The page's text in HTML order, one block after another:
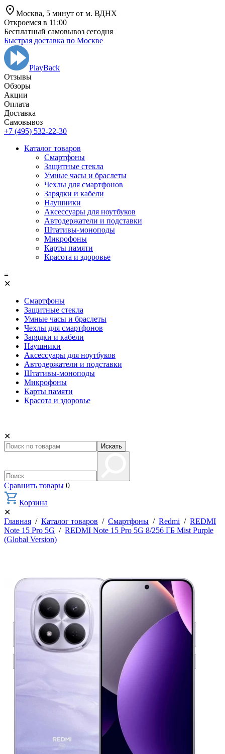
Москва, 5 минут от м. ВДНХ
Откроемся в 11:00
Бесплатный самовывоз сегодня
Быстрая доставка по Москве
PlayBack
Отзывы
Обзоры
Aкции
Оплата
Доставка
Самовывоз
+7 (495) 532-22-30
Каталог товаров
Смартфоны
Защитные стекла
Умные часы и браслеты
Чехлы для смартфонов
Зарядки и кабели
Наушники
Аксессуары для ноутбуков
Автодержатели и подставки
Штативы-моноподы
Микрофоны
Карты памяти
Красота и здоровье
≡
✕
Смартфоны
Защитные стекла
Умные часы и браслеты
Чехлы для смартфонов
Зарядки и кабели
Наушники
Аксессуары для ноутбуков
Автодержатели и подставки
Штативы-моноподы
Микрофоны
Карты памяти
Красота и здоровье
✕
Искать
Сравнить товары 0
Корзина
✕
Главная / Каталог товаров / Смартфоны / Redmi / REDMI
Note 15 Pro 5G / REDMI Note 15 Pro 5G 8/256 ГБ Mist Purple
(Global Version)